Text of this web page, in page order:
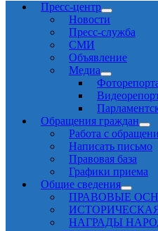
Пресс-центр
Новости
Пресс-служба
СМИ
Объявление
Медиа
Обращения граждан
Работа с
Написать письмо
Правовая база
Графики приема
Общие сведения
ПРАВОВЫЕ
НАГРАДЫ